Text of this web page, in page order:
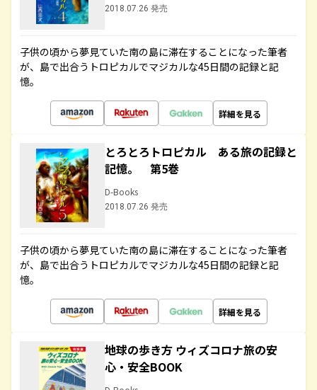
2018.07.26 発売
子供の頃から夢見ていた南の島に滞在することになった筆者
が、島で出合うトロピカルでマジカルな45日間の記録と記
憶。
詳細を見る
とろとろトロピカル ある旅の記録と
記憶。 第5巻
D-Books
2018.07.26 発売
子供の頃から夢見ていた南の島に滞在することになった筆者
が、島で出合うトロピカルでマジカルな45日間の記録と記
憶。
詳細を見る
地球の歩き方 ウィズコロナ旅の安
心・安全BOOK